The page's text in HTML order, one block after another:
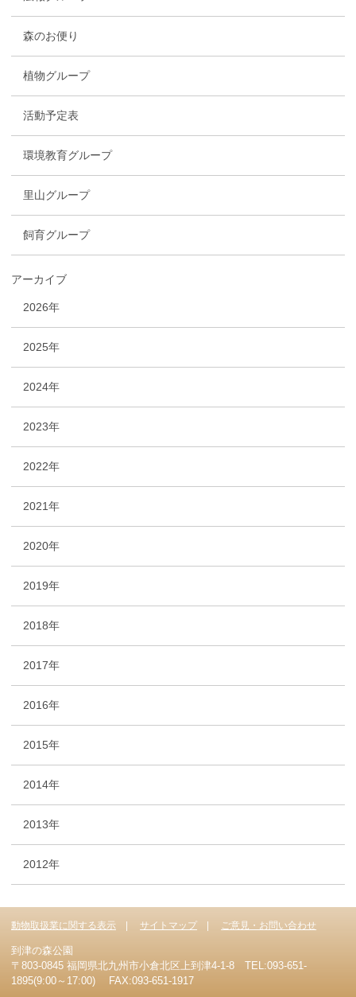
森のお便り
植物グループ
活動予定表
環境教育グループ
里山グループ
飼育グループ
アーカイブ
2026年
2025年
2024年
2023年
2022年
2021年
2020年
2019年
2018年
2017年
2016年
2015年
2014年
2013年
2012年
動物取扱業に関する表示 サイトマップ ご意見・お問い合わせ
到津の森公園
〒803-0845 福岡県北九州市小倉北区上到津4-1-8 TEL:093-651-
1895(9:00～17:00) FAX:093-651-1917